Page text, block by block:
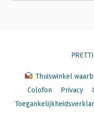
Thuiswinkel
Colofon
Privacy